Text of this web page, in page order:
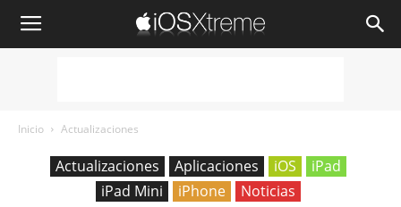
iOSXtreme
Inicio Actualizaciones
Actualizaciones Aplicaciones iOS
iPad
iPad Mini
iPhone Noticias